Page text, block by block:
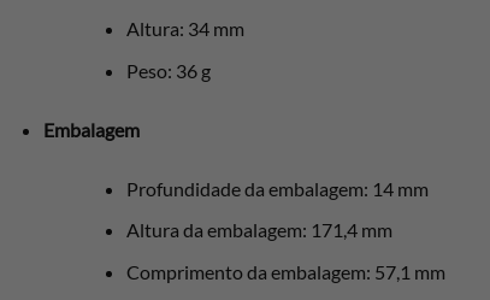
Altura: 34 mm
Peso: 36 g
Embalagem
Profundidade da embalagem: 14 mm
Altura da embalagem: 171,4 mm
Comprimento da embalagem: 57,1 mm